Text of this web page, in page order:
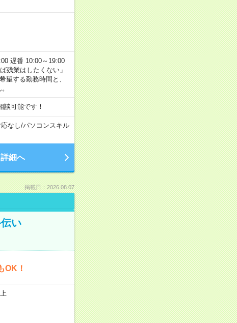
遅番 10:00～19:00
残業はしたくない」
する勤務時間と、
可能です！
なし/パソコンスキル
詳細へ
掲載日：2026.08.07
い
OK！